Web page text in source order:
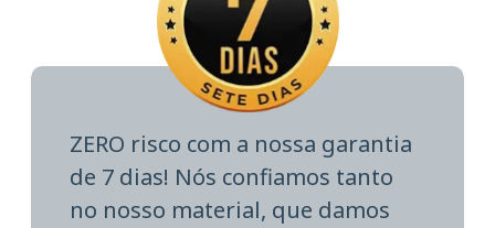
ZERO risco com a nossa garantia
de 7 dias! Nós confiamos tanto
no nosso material, que damos